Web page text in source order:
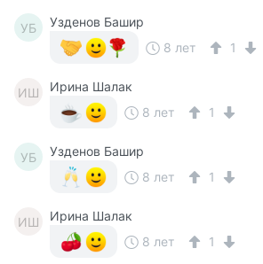
УБ
Узденов Башир
8 лет
1
ИШ
Ирина Шалак
8 лет
1
УБ
Узденов Башир
8 лет
1
ИШ
Ирина Шалак
8 лет
1